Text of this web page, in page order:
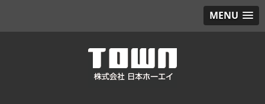
MENU